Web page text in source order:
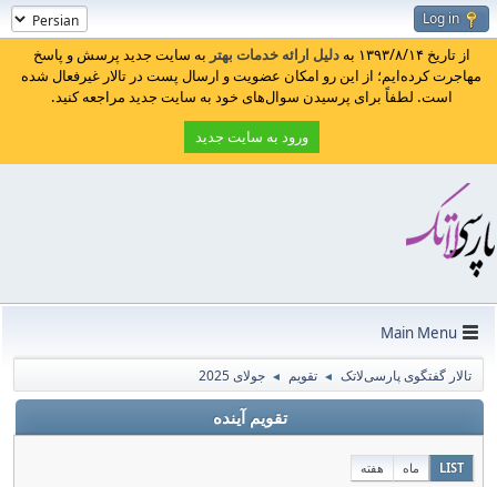
Log in
از تاریخ ۱۳۹۳/۸/۱۴ به دلیل ارائه خدمات بهتر به سایت جدید پرسش و پاسخ
مهاجرت کرده‌ایم؛ از این رو امکان عضویت و ارسال پست در تالار غیرفعال شده
است. لطفاً برای پرسیدن سوال‌های خود به سایت جدید مراجعه کنید.
ورود به سایت جدید
Main Menu
تالار گفتگوی پارسی‌لاتک ◄ تقویم ◄ جولای 2025
تقویم آینده
LIST ماه هفته